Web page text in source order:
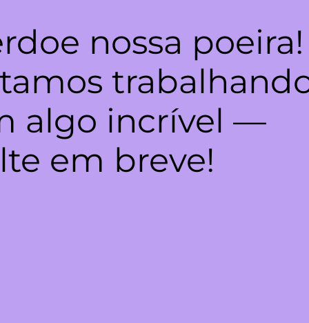
nossa poeira!
algo incrível —
em breve!